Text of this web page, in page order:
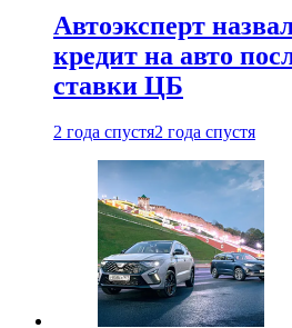
Автоэксперт
кредит на авто
ставки ЦБ
2 года спустя2 года спустя